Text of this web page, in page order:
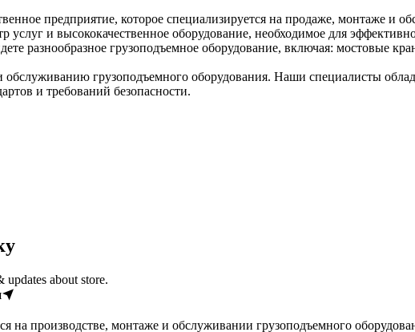
предприятие, которое специализируется на продаже, монтаже и
услуг и высококачественное оборудование, необходимое для
разнообразное грузоподъемное оборудование, включая: мостовые
грузоподъемного оборудования. Наши специалисты
и требований безопасности.
updates about store.
производстве, монтаже и обслуживании грузоподъемного